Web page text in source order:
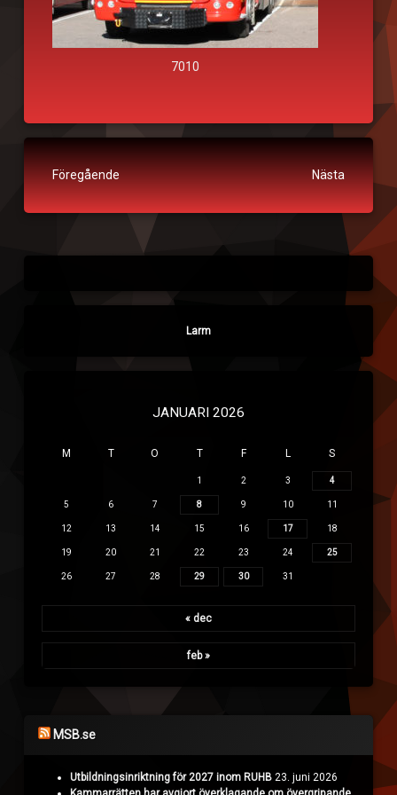
7010
Fortsätt läsa
Föregående Nästa
Larm
JANUARI 2026
M T O T F L S
1 2 3 4
5 6 7 8 9 10 11
12 13 14 15 16 17 18
19 20 21 22 23 24 25
26 27 28 29 30 31
« dec
feb »
MSB.se
Utbildningsinriktning för 2027 inom RUHB 23. juni 2026